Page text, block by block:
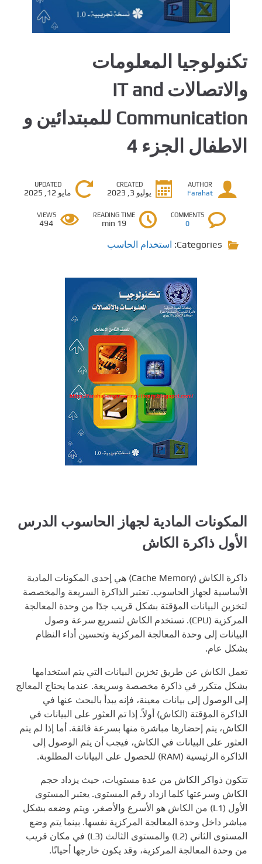
تكنولوجيا المعلومات
والاتصالات IT and
Communication للمبتدائين و
الاطفال الجزء 4
AUTHOR
Farahat
CREATED
يوليو 3, 2023
UPDATED
مايو 12, 2025
COMMENTS
0
READING TIME
19 min
VIEWS
494
Categories: استخدام الحاسب
المكونات المادية لجهاز الحاسوب الدرس
الأول ذاكرة الكاش
ذاكرة الكاش (Cache Memory) هي إحدى المكونات المادية
الأساسية لجهاز الحاسوب. تعتبر الذاكرة السريعة والمخصصة
لتخزين البيانات المؤقتة بشكل قريب جدًا من وحدة المعالجة
المركزية (CPU). تستخدم الكاش لتسريع سرعة وصول
البيانات إلى وحدة المعالجة المركزية وتحسين أداء النظام
بشكل عام.
تعمل الكاش عن طريق تخزين البيانات التي يتم استخدامها
بشكل متكرر في ذاكرة مخصصة وسريعة. عندما يحتاج المعالج
إلى الوصول إلى بيانات معينة، فإنه يبدأ بالبحث عنها في
الذاكرة المؤقتة (الكاش) أولاً. إذا تم العثور على البيانات في
الكاش، يتم إحضارها مباشرة منها بسرعة فائقة. أما إذا لم يتم
العثور على البيانات في الكاش، فيجب أن يتم الوصول إلى
الذاكرة الرئيسية (RAM) للحصول على البيانات المطلوبة.
تتكون ذواكر الكاش من عدة مستويات، حيث يزداد حجم
الكاش وسرعتها كلما ازداد رقم المستوى. يعتبر المستوى
الأول (L1) من الكاش هو الأسرع والأصغر، ويتم وضعه بشكل
مباشر داخل وحدة المعالجة المركزية نفسها. بينما يتم وضع
المستوى الثاني (L2) والمستوى الثالث (L3) في مكان قريب
من وحدة المعالجة المركزية، وقد يكون خارجها أحيانًا.